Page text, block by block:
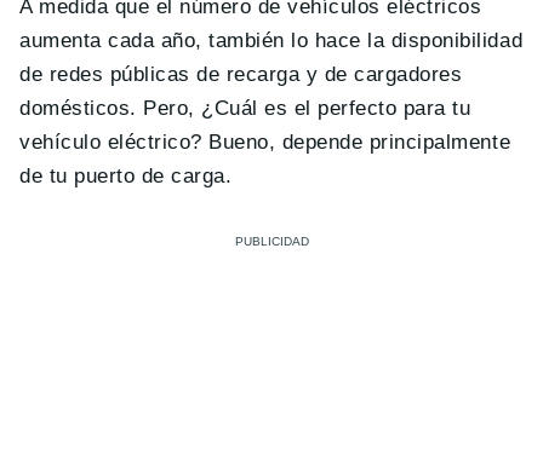
A medida que el número de vehículos eléctricos
aumenta cada año, también lo hace la disponibilidad
de redes públicas de recarga y de cargadores
domésticos. Pero, ¿Cuál es el perfecto para tu
vehículo eléctrico? Bueno, depende principalmente
de tu puerto de carga.